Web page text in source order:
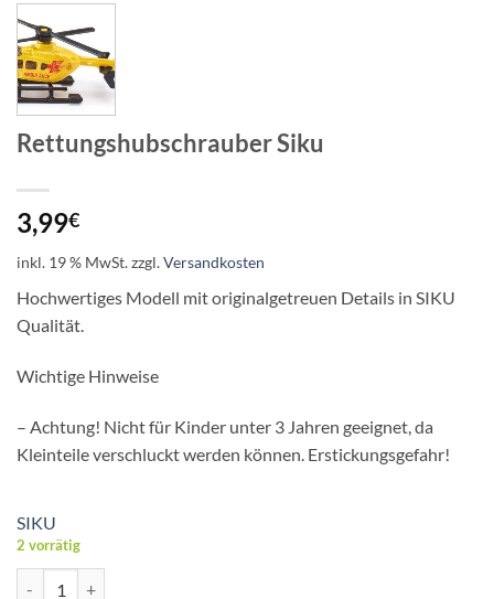
Rettungshubschrauber Siku
3,99€
inkl. 19 % MwSt.zzgl.Versandkosten
Hochwertiges Modell mit originalgetreuen Details in SIKU
Qualität.
Wichtige Hinweise
– Achtung! Nicht für Kinder unter 3 Jahren geeignet, da
Kleinteile verschluckt werden können. Erstickungsgefahr!
SIKU
2 vorrätig